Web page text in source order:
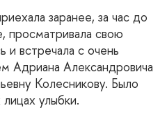
заранее, за час до
просматривала свою
и встречала с очень
Адриана Александровича
Колесникову. Было
улыбки.